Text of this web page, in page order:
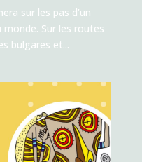
sur les pas d’un
Sur les routes
bulgares et...